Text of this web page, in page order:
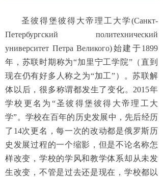
圣彼得堡彼得大帝理工大学(Санкт-
Петербургский политехнический
университет Петра Великого)始建于1899
年，苏联时期称为“加里宁工学院”（直到
现在仍有好多人称之为“加工”）。苏联解
体以后，很多称谓都发生了变化。2015年
学校更名为“圣彼得堡彼得大帝理工大
学”。学校在百年的历史发展中，先后经历
了14次更名，每一次的改动都是俄罗斯历
史发展过程的一个缩影，但是不论名称怎
样改变，学校的学风和教学体系却从未发
生改变，不管是过去还是现在，学校都以